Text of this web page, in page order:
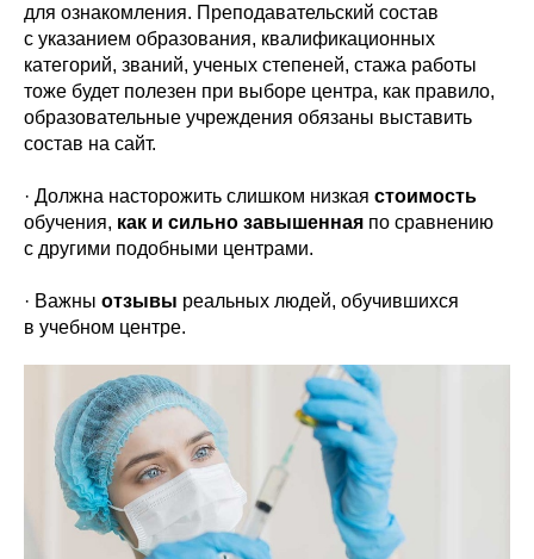
для ознакомления. Преподавательский состав
с указанием образования, квалификационных
категорий, званий, ученых степеней, стажа работы
тоже будет полезен при выборе центра, как правило,
образовательные учреждения обязаны выставить
состав на сайт.
· Должна насторожить слишком низкая стоимость
обучения, как и сильно завышенная по сравнению
с другими подобными центрами.
· Важны отзывы реальных людей, обучившихся
в учебном центре.